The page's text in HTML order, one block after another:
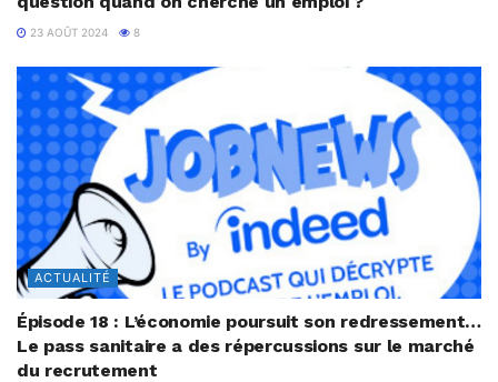
23 AOÛT 2024 8
ACTUALITÉ
Épisode 18 : L’économie poursuit son redressement…
Le pass sanitaire a des répercussions sur le marché
du recrutement